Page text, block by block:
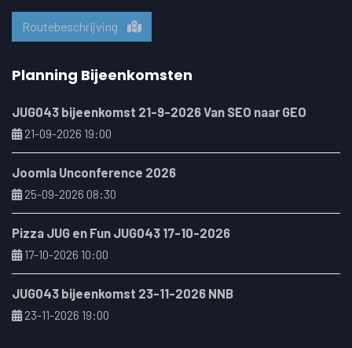
Routebeschrijving
Planning Bijeenkomsten
JUG043 bijeenkomst 21-9-2026 Van SEO naar GEO
21-09-2026 19:00
Joomla Unconference 2026
25-09-2026 08:30
Pizza JUG en Fun JUG043 17-10-2026
17-10-2026 10:00
JUG043 bijeenkomst 23-11-2026 NNB
23-11-2026 19:00